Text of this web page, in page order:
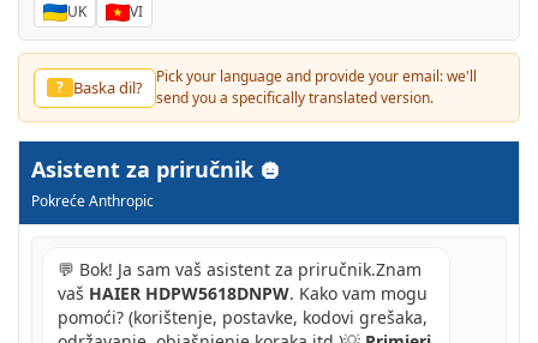
UK
VI
? Baska dil?
Pick your language and provide your email: we'll
send you a specifically translated version.
Asistent za priručnik
Pokreće Anthropic
💬 Bok! Ja sam vaš asistent za priručnik.Znam
vaš HAIER HDPW5618DNPW. Kako vam mogu
pomoći? (korištenje, postavke, kodovi grešaka,